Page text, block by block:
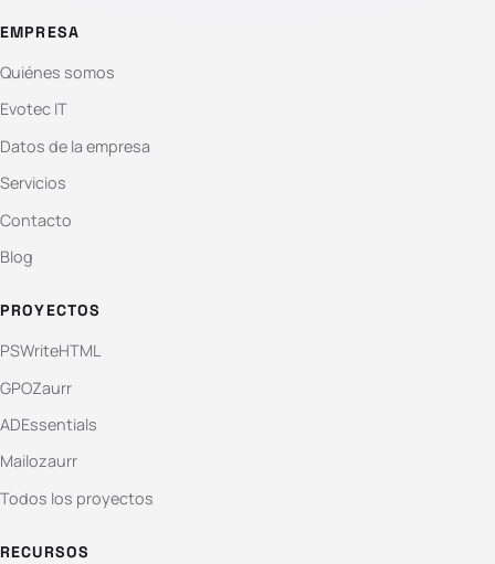
EMPRESA
Quiénes somos
Evotec IT
Datos de la empresa
Servicios
Contacto
Blog
PROYECTOS
PSWriteHTML
GPOZaurr
ADEssentials
Mailozaurr
Todos los proyectos
RECURSOS